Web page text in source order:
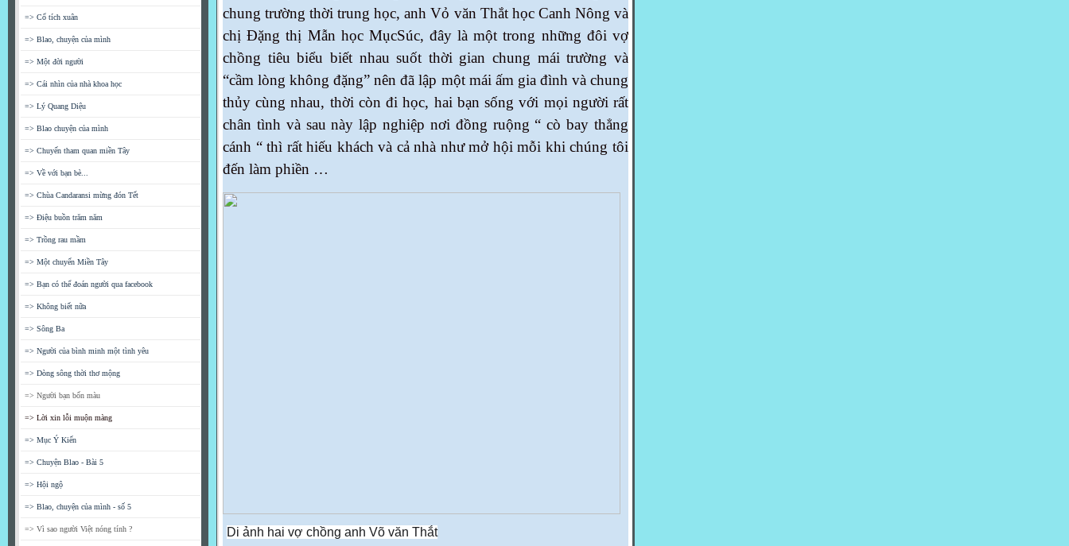
=> Cổ tích xuân
=> Blao, chuyện của mình
=> Một đời người
=> Cái nhìn của nhà khoa học
=> Lý Quang Diệu
=> Blao chuyện của mình
=> Chuyến tham quan miền Tây
=> Về với bạn bè...
=> Chùa Candaransi mừng đón Tết
=> Điệu buồn trăm năm
=> Trồng rau mầm
=> Một chuyến Miền Tây
=> Bạn có thể đoán người qua facebook
=> Không biết nữa
=> Sông Ba
=> Người của bình minh một tình yêu
=> Dòng sông thời thơ mộng
=> Người bạn bốn màu
=> Lời xin lỗi muộn màng
=> Mục Ý Kiến
=> Chuyện Blao - Bài 5
=> Hội ngộ
=> Blao, chuyện của mình - số 5
=> Vì sao người Việt nóng tính ?
chung trường thời trung học, anh Vỏ văn Thắt học Canh Nông và
chị Đặng thị Mẫn học MụcSúc, đây là một trong những đôi vợ
chồng tiêu biểu biết nhau suốt thời gian chung mái trường và
“cầm lòng không đặng” nên đã lập một mái ấm gia đình và chung
thủy cùng nhau, thời còn đi học, hai bạn sống với mọi người rất
chân tình và sau này lập nghiệp nơi đồng ruộng “ cò bay thẳng
cánh “ thì rất hiếu khách và cả nhà như mở hội mỗi khi chúng tôi
đến làm phiền …
Di ảnh hai vợ chồng anh Võ văn Thắt